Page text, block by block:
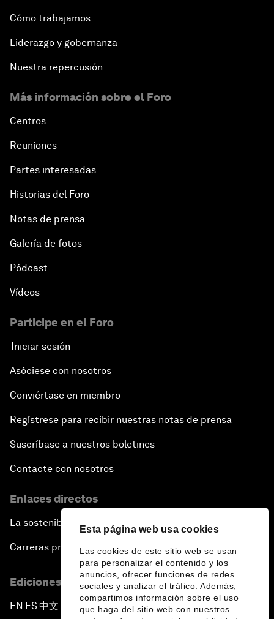
Esta página web usa cookies
Las cookies de este sitio web se usan
para personalizar el contenido y los
anuncios, ofrecer funciones de redes
sociales y analizar el tráfico. Además,
compartimos información sobre el uso
que haga del sitio web con nuestros
Cómo trabajamos
Liderazgo y gobernanza
Nuestra repercusión
Más información sobre el Foro
Centros
Reuniones
Partes interesadas
Historias del Foro
Notas de prensa
Galería de fotos
Pódcast
Vídeos
Participe en el Foro
Iniciar sesión
Asóciese con nosotros
Conviértase en miembro
Regístrese para recibir nuestras notas de prensa
Suscríbase a nuestros boletines
Contacte con nosotros
Enlaces directos
La sostenibilidad en el Foro
Carreras profesionales
Ediciones en otros idiomas
EN ▪ES▪中文▪ 日本語